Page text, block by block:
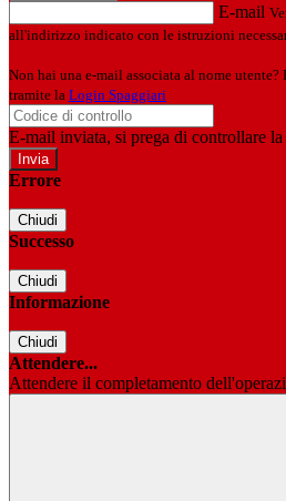
E-mail
all'indirizzo indicato con le istruzioni
Non hai una e-mail associata al nome
tramite la Login Spaggiari
E-mail inviata, si prega di controllare
Errore
Chiudi
Successo
Chiudi
Informazione
Chiudi
Attendere...
Attendere il completamento